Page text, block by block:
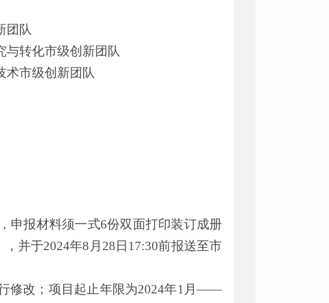
团队
与转化市级创新团队
术市级创新团队
申报材料须一式6份双面打印装订成册
，并于2024年8 月 28 日 17:30前报送至市
修改；项目起止年限为2024年1月——